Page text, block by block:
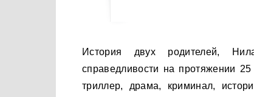
История двух родителей, Нилама и Шекхара Кришнамурти, пытающихся добиться
справедливости на протяжении
триллер, драма, криминал,